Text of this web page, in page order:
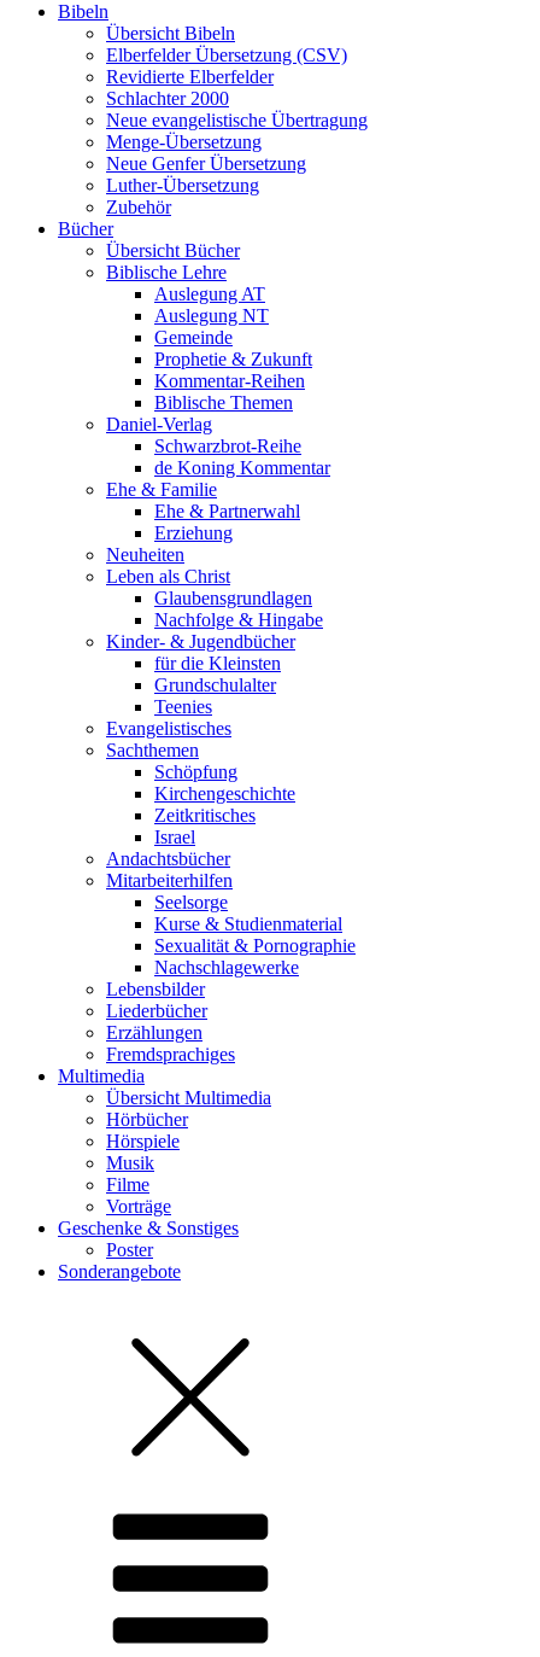
Bibeln
Übersicht Bibeln
Elberfelder Übersetzung (CSV)
Revidierte Elberfelder
Schlachter 2000
Neue evangelistische Übertragung
Menge-Übersetzung
Neue Genfer Übersetzung
Luther-Übersetzung
Zubehör
Bücher
Übersicht Bücher
Biblische Lehre
Auslegung AT
Auslegung NT
Gemeinde
Prophetie & Zukunft
Kommentar-Reihen
Biblische Themen
Daniel-Verlag
Schwarzbrot-Reihe
de Koning Kommentar
Ehe & Familie
Ehe & Partnerwahl
Erziehung
Neuheiten
Leben als Christ
Glaubensgrundlagen
Nachfolge & Hingabe
Kinder- & Jugendbücher
für die Kleinsten
Grundschulalter
Teenies
Evangelistisches
Sachthemen
Schöpfung
Kirchengeschichte
Zeitkritisches
Israel
Andachtsbücher
Mitarbeiterhilfen
Seelsorge
Kurse & Studienmaterial
Sexualität & Pornographie
Nachschlagewerke
Lebensbilder
Liederbücher
Erzählungen
Fremdsprachiges
Multimedia
Übersicht Multimedia
Hörbücher
Hörspiele
Musik
Filme
Vorträge
Geschenke & Sonstiges
Poster
Sonderangebote